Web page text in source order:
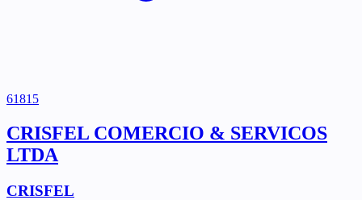
61815
CRISFEL COMERCIO & SERVICOS
LTDA
CRISFEL